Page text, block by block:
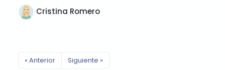
Cristina Romero
« Anterior Siguiente »